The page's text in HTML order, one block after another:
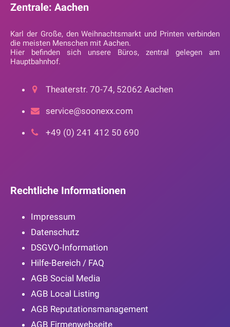
Zentrale: Aachen
Karl der Große, den Weihnachtsmarkt und Printen verbinden
die meisten Menschen mit Aachen.
Hier befinden sich unsere Büros, zentral gelegen am
Hauptbahnhof.
Theaterstr. 70-74, 52062 Aachen
service@soonexx.com
+49 (0) 241 412 50 690
Rechtliche Informationen
Impressum
Datenschutz
DSGVO-Information
Hilfe-Bereich / FAQ
AGB Social Media
AGB Local Listing
AGB Reputationsmanagement
AGB Firmenwebseite